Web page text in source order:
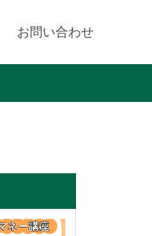
お問い合わせ